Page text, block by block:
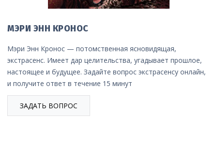
МЭРИ ЭНН КРОНОС
Мэри Энн Кронос — потомственная ясновидящая,
экстрасенс. Имеет дар целительства, угадывает прошлое,
настоящее и будущее. Задайте вопрос экстрасенсу онлайн,
и получите ответ в течение 15 минут
ЗАДАТЬ ВОПРОС